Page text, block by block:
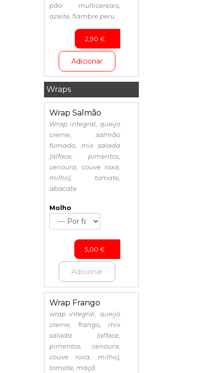
pão multicereais,
azeite, fiambre peru
2,90 €
Adicionar
Wraps
Wrap Salmão
Wrap integral, queijo
creme, salmão
fumado, mix salada
(alface, pimentos,
cenoura, couve roxa,
milho), tomate,
abacate
Molho
5,00 €
Adicionar
Wrap Frango
wrap integral, queijo
creme, frango, mix
salada (alface,
pimentos, cenoura,
couve roxa, milho),
tomate, maçã